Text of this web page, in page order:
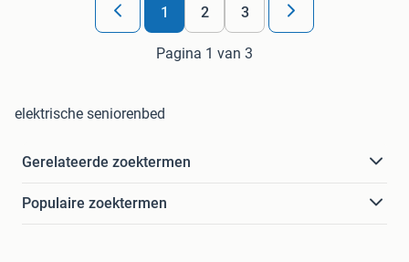
1 2 3
Pagina 1 van 3
elektrische seniorenbed
Gerelateerde zoektermen
Populaire zoektermen